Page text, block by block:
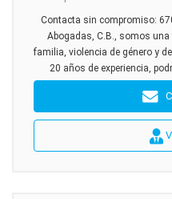
Contacta sin compromiso:
Abogadas, C.B., somos
familia, violencia de género y
20 años de experiencia,